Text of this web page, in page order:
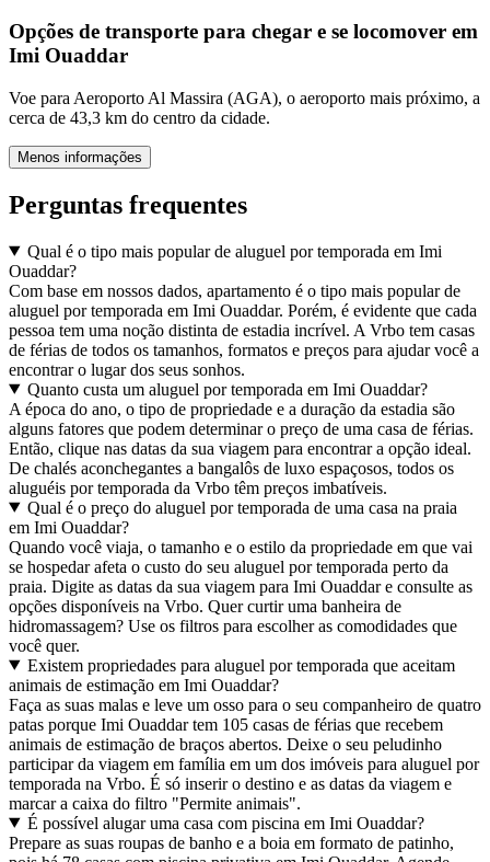
Opções de transporte para chegar e se locomover em
Imi Ouaddar
Voe para Aeroporto Al Massira (AGA), o aeroporto mais próximo, a
cerca de 43,3 km do centro da cidade.
Menos informações
Perguntas frequentes
Qual é o tipo mais popular de aluguel por temporada em Imi
Ouaddar?
Com base em nossos dados, apartamento é o tipo mais popular de
aluguel por temporada em Imi Ouaddar. Porém, é evidente que cada
pessoa tem uma noção distinta de estadia incrível. A Vrbo tem casas
de férias de todos os tamanhos, formatos e preços para ajudar você a
encontrar o lugar dos seus sonhos.
Quanto custa um aluguel por temporada em Imi Ouaddar?
A época do ano, o tipo de propriedade e a duração da estadia são
alguns fatores que podem determinar o preço de uma casa de férias.
Então, clique nas datas da sua viagem para encontrar a opção ideal.
De chalés aconchegantes a bangalôs de luxo espaçosos, todos os
aluguéis por temporada da Vrbo têm preços imbatíveis.
Qual é o preço do aluguel por temporada de uma casa na praia
em Imi Ouaddar?
Quando você viaja, o tamanho e o estilo da propriedade em que vai
se hospedar afeta o custo do seu aluguel por temporada perto da
praia. Digite as datas da sua viagem para Imi Ouaddar e consulte as
opções disponíveis na Vrbo. Quer curtir uma banheira de
hidromassagem? Use os filtros para escolher as comodidades que
você quer.
Existem propriedades para aluguel por temporada que aceitam
animais de estimação em Imi Ouaddar?
Faça as suas malas e leve um osso para o seu companheiro de quatro
patas porque Imi Ouaddar tem 105 casas de férias que recebem
animais de estimação de braços abertos. Deixe o seu peludinho
participar da viagem em família em um dos imóveis para aluguel por
temporada na Vrbo. É só inserir o destino e as datas da viagem e
marcar a caixa do filtro "Permite animais".
É possível alugar uma casa com piscina em Imi Ouaddar?
Prepare as suas roupas de banho e a boia em formato de patinho,